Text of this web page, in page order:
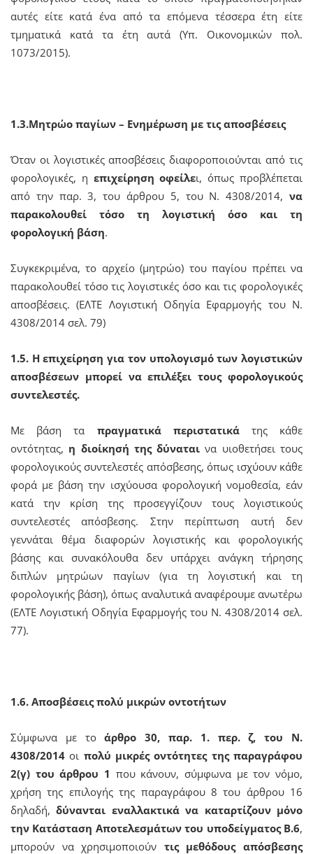
αυτές είτε κατά ένα από τα επόμενα τέσσερα έτη είτε
τμηματικά κατά τα έτη αυτά (Υπ. Οικονομικών πολ.
1073/2015).
1.3.Μητρώο παγίων – Ενημέρωση με τις αποσβέσεις
Όταν οι λογιστικές αποσβέσεις διαφοροποιούνται από τις
φορολογικές, η επιχείρηση οφείλει, όπως προβλέπεται
από την παρ. 3, του άρθρου 5, του Ν. 4308/2014, να
παρακολουθεί τόσο τη λογιστική όσο και τη
φορολογική βάση.
Συγκεκριμένα, το αρχείο (μητρώο) του παγίου πρέπει να
παρακολουθεί τόσο τις λογιστικές όσο και τις φορολογικές
αποσβέσεις. (ΕΛΤΕ Λογιστική Οδηγία Εφαρμογής του Ν.
4308/2014 σελ. 79)
1.5. Η επιχείρηση για τον υπολογισμό των λογιστικών
αποσβέσεων μπορεί να επιλέξει τους φορολογικούς
συντελεστές.
Με βάση τα πραγματικά περιστατικάτης κάθε
οντότητας, η διοίκησή της δύναται να υιοθετήσει τους
φορολογικούς συντελεστές απόσβεσης, όπως ισχύουν κάθε
φορά με βάση την ισχύουσα φορολογική νομοθεσία, εάν
κατά την κρίση της προσεγγίζουν τους λογιστικούς
συντελεστές απόσβεσης. Στην περίπτωση αυτή δεν
γεννάται θέμα διαφορών λογιστικής και φορολογικής
βάσης και συνακόλουθα δεν υπάρχει ανάγκη τήρησης
διπλών μητρώων παγίων (για τη λογιστική και τη
φορολογικής βάση), όπως αναλυτικά αναφέρουμε ανωτέρω
(ΕΛΤΕ Λογιστική Οδηγία Εφαρμογής του Ν. 4308/2014 σελ.
77).
1.6. Αποσβέσεις πολύ μικρών οντοτήτων
Σύμφωνα με τοάρθρο 30, παρ. 1. περ. ζ, του Ν.
4308/2014 οι πολύ μικρές οντότητες της παραγράφου
2(γ) του άρθρου 1 που κάνουν, σύμφωνα με τον νόμο,
χρήση της επιλογής της παραγράφου 8 του άρθρου 16
δηλαδή,δύνανται εναλλακτικά να καταρτίζουν μόνο
την Κατάσταση Αποτελεσμάτων του υποδείγματος Β.6,
μπορούν να χρησιμοποιούν τις μεθόδους απόσβεσης